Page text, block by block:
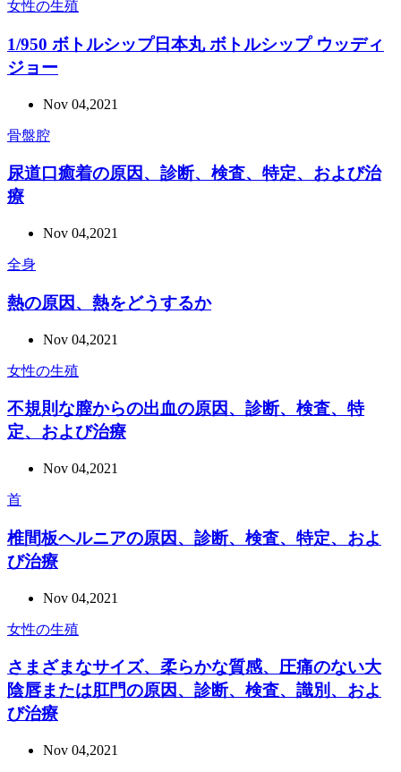
女性の生殖
1/950 ボトルシップ日本丸 ボトルシップ ウッディ
ジョー
Nov 04,2021
骨盤腔
尿道口癒着の原因、診断、検査、特定、および治
療
Nov 04,2021
全身
熱の原因、熱をどうするか
Nov 04,2021
女性の生殖
不規則な膣からの出血の原因、診断、検査、特
定、および治療
Nov 04,2021
首
椎間板ヘルニアの原因、診断、検査、特定、およ
び治療
Nov 04,2021
女性の生殖
さまざまなサイズ、柔らかな質感、圧痛のない大
陰唇または肛門の原因、診断、検査、識別、およ
び治療
Nov 04,2021